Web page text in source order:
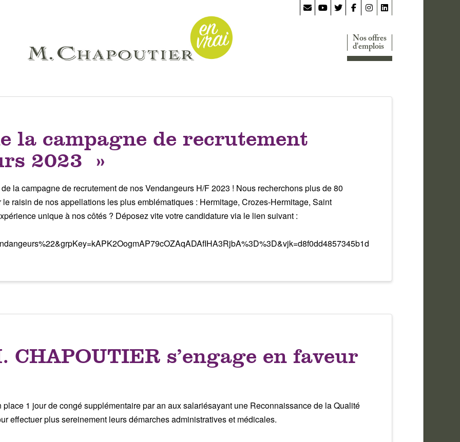
Nos offres
d'emplois
la campagne de recrutement
2023 »
la campagne de recrutement de nos Vendangeurs H/F 2023 ! Nous recherchons plus de 80
raisin de nos appellations les plus emblématiques : Hermitage, Crozes-Hermitage, Saint
unique à nos côtés ? Déposez vite votre candidature via le lien suivant :
CHAPOUTIER s’engage en faveur
1 jour de congé supplémentaire par an aux salariésayant une Reconnaissance de la Qualité
effectuer plus sereinement leurs démarches administratives et médicales.